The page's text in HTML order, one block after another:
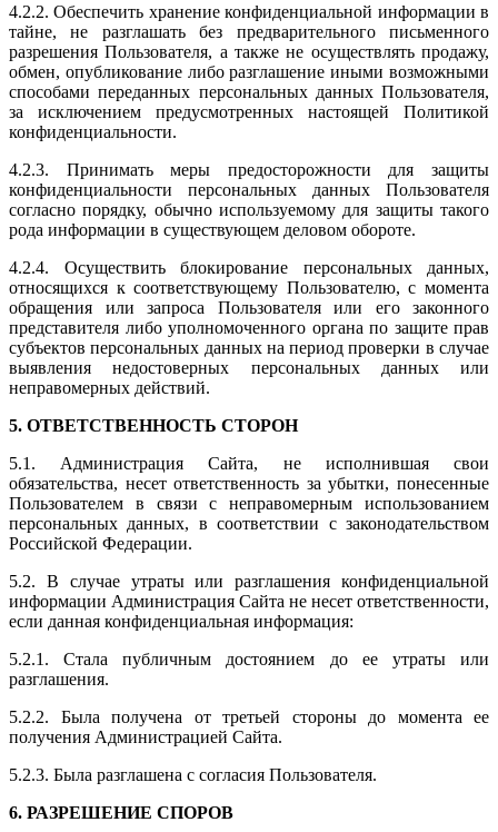
4.2.2. Обеспечить хранение конфиденциальной информации в
тайне, не разглашать без предварительного письменного
разрешения Пользователя, а также не осуществлять продажу,
обмен, опубликование либо разглашение иными возможными
способами переданных персональных данных Пользователя,
за исключением предусмотренных настоящей Политикой
конфиденциальности.
4.2.3. Принимать меры предосторожности для защиты
конфиденциальности персональных данных Пользователя
согласно порядку, обычно используемому для защиты такого
рода информации в существующем деловом обороте.
4.2.4. Осуществить блокирование персональных данных,
относящихся к соответствующему Пользователю, с момента
обращения или запроса Пользователя или его законного
представителя либо уполномоченного органа по защите прав
субъектов персональных данных на период проверки в случае
выявления недостоверных персональных данных или
неправомерных действий.
5. ОТВЕТСТВЕННОСТЬ СТОРОН
5.1. Администрация Сайта, не исполнившая свои
обязательства, несет ответственность за убытки, понесенные
Пользователем в связи с неправомерным использованием
персональных данных, в соответствии с законодательством
Российской Федерации.
5.2. В случае утраты или разглашения конфиденциальной
информации Администрация Сайта не несет ответственности,
если данная конфиденциальная информация:
5.2.1. Стала публичным достоянием до ее утраты или
разглашения.
5.2.2. Была получена от третьей стороны до момента ее
получения Администрацией Сайта.
5.2.3. Была разглашена с согласия Пользователя.
6. РАЗРЕШЕНИЕ СПОРОВ